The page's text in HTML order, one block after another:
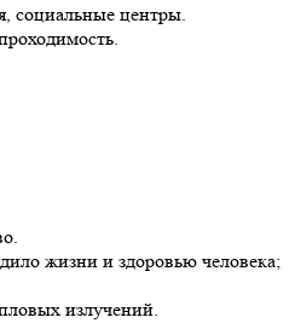
социальные центры.
жизни и здоровью человека;
излучений.